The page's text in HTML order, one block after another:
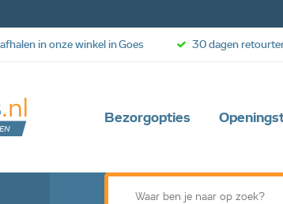
Bezorgopties
in onze winkel in Goes 30 dagen